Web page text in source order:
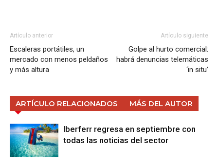
Artículo anterior
Escaleras portátiles, un
mercado con menos peldaños
y más altura
Artículo siguiente
Golpe al hurto comercial:
habrá denuncias telemáticas
‘in situ’
ARTÍCULO RELACIONADOS MÁS DEL AUTOR
Iberferr regresa en septiembre con
todas las noticias del sector